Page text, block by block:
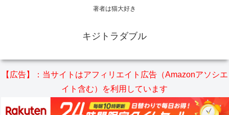
著者は猫大好き
キジトラダブル
【広告】：当サイトはアフィリエイト広告（Amazonアソシエ
イト含む）を利用しています